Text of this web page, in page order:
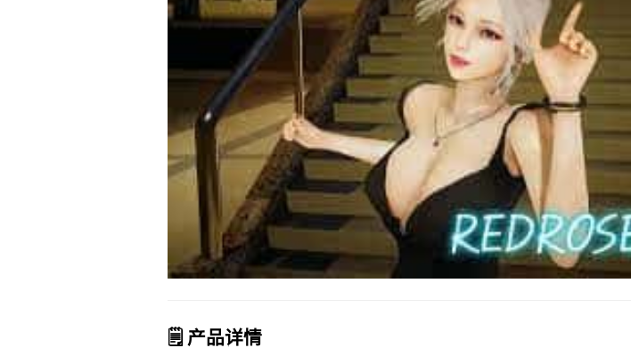
🗒️ 产品详情